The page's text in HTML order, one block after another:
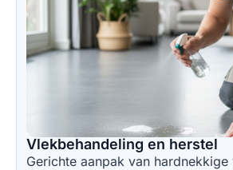
Vlekbehandeling en herstel
Gerichte aanpak van hardnekkige